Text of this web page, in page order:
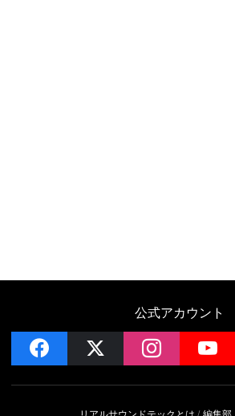
公式アカウント
facebook instagram
リアルサウンドテックとは 編集部